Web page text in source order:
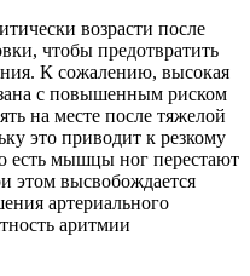
возрасти после
чтобы предотвратить
К сожалению, высокая
с повышенным риском
на месте после тяжелой
это приводит к резкому
есть мышцы ног перестают
этом высвобождается
артериального
аритмии